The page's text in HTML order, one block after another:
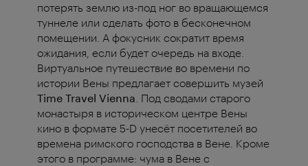
потерять землю из-под ног во вращающемся
туннеле или сделать фото в бесконечном
помещении. А фокусник сократит время
ожидания, если будет очередь на входе.
Виртуальное путешествие во времени по
истории Вены предлагает совершить музей
Time Travel Vienna . Под сводами старого
монастыря в историческом центре Вены
кино в формате 5-D унесёт посетителей во
времена римского господства в Вене. Кроме
этого в программе: чума в Вене с